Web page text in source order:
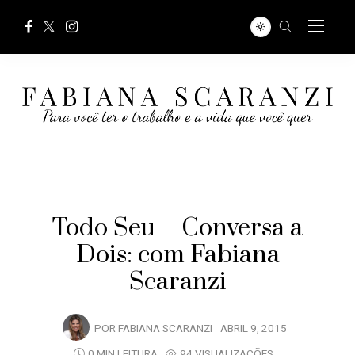
Todo Seu – Conversa a
Dois: com Fabiana
Scaranzi
POR FABIANA SCARANZI ABRIL 9, 2015